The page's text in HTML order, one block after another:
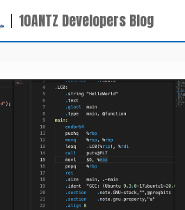
10ANTZ Developers Blog